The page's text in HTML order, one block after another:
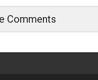
Comments